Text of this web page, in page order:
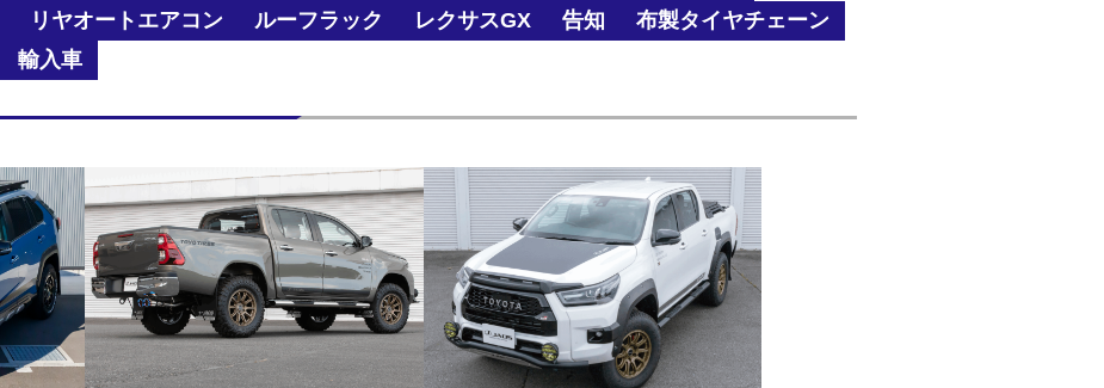
リヤオートエアコン ルーフラック レクサスGX 告知
布製タイヤチェーン
輸入車